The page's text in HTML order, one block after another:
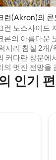
점), 후기 120개
런(Akron)의 콘
런 노스사이드
론의 아름다운
셔리 침실 2개/
커다란 창문에
의 멋진 전망을
거 도로에 쉽게
있고 아름다운
거리에 있습니
랜드 또는 캔턴
게 이용할 수 있
인기